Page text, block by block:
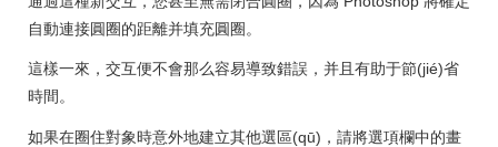
自動連接圓圈的距離并填充圓圈。
這樣一來，交互便不會那么容易導致錯誤，并且有助于節(jié)省
時間。
如果在圈住對象時意外地建立其他選區(qū)，請將選項欄中的畫